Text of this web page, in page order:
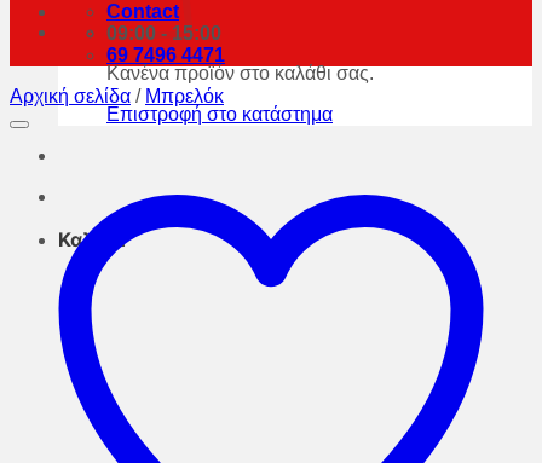
Κανένα προϊόν στο καλάθι σας.
Επιστροφή στο κατάστημα
Καλάθι
Contact
09:00 - 15:00
69 7496 4471
Αρχική σελίδα / Μπρελόκ